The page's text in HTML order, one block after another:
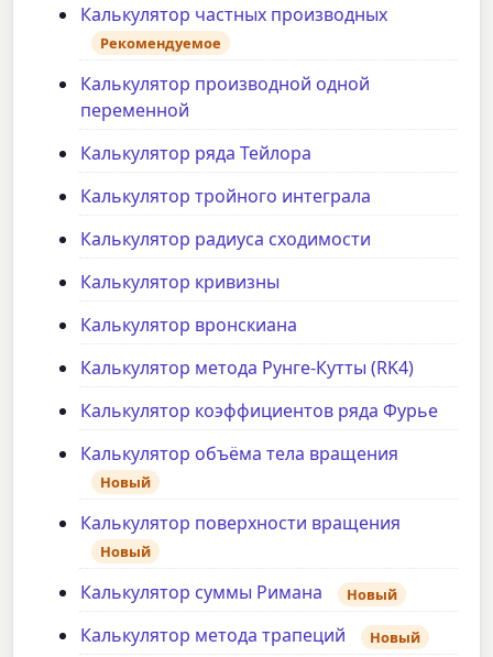
Калькулятор частных производных
Рекомендуемое
Калькулятор производной одной
переменной
Калькулятор ряда Тейлора
Калькулятор тройного интеграла
Калькулятор радиуса сходимости
Калькулятор кривизны
Калькулятор вронскиана
Калькулятор метода Рунге-Кутты (RK4)
Калькулятор коэффициентов ряда Фурье
Калькулятор объёма тела вращения
Новый
Калькулятор поверхности вращения
Новый
Калькулятор суммы Римана Новый
Калькулятор метода трапеций Новый